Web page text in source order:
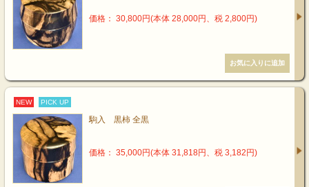
価格： 30,800円(本体 28,000円、税 2,800円)
NEW PICK UP
駒入 黒柿 全黒
価格： 35,000円(本体 31,818円、税 3,182円)